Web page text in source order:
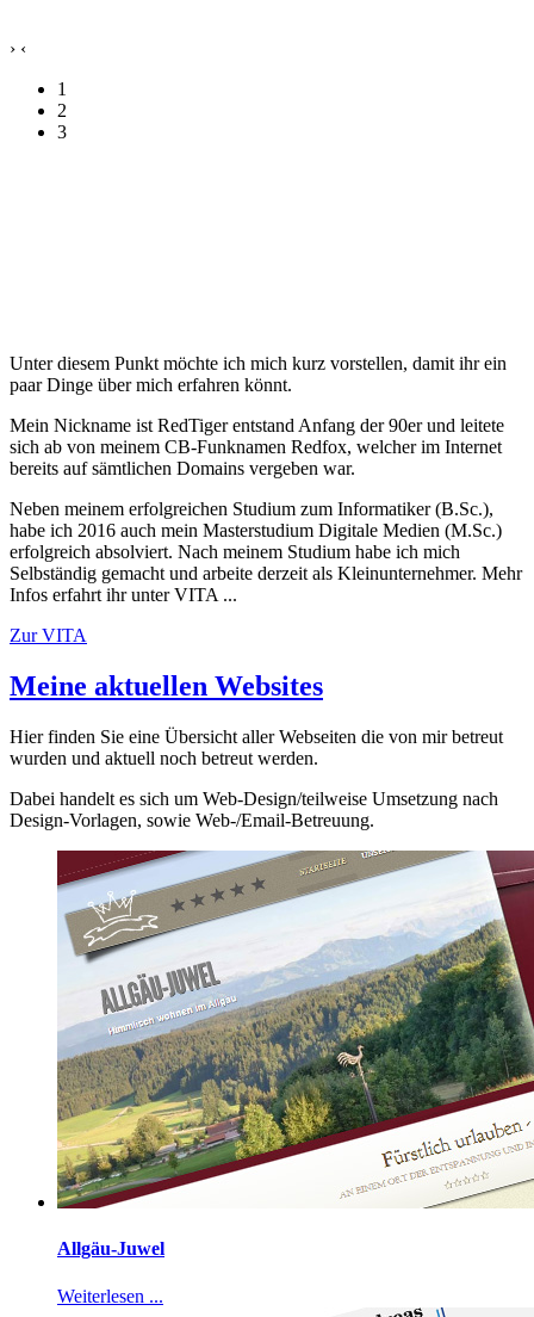
› ‹
1
2
3
Unter diesem Punkt möchte ich mich kurz vorstellen, damit ihr ein
paar Dinge über mich erfahren könnt.
Mein Nickname ist RedTiger entstand Anfang der 90er und leitete
sich ab von meinem CB-Funknamen Redfox, welcher im Internet
bereits auf sämtlichen Domains vergeben war.
Neben meinem erfolgreichen Studium zum Informatiker (B.Sc.),
habe ich 2016 auch mein Masterstudium Digitale Medien (M.Sc.)
erfolgreich absolviert. Nach meinem Studium habe ich mich
Selbständig gemacht und arbeite derzeit als Kleinunternehmer. Mehr
Infos erfahrt ihr unter VITA ...
Zur VITA
Meine aktuellen Websites
Hier finden Sie eine Übersicht aller Webseiten die von mir betreut
wurden und aktuell noch betreut werden.
Dabei handelt es sich um Web-Design/teilweise Umsetzung nach
Design-Vorlagen, sowie Web-/Email-Betreuung.
Allgäu-Juwel
Weiterlesen ...